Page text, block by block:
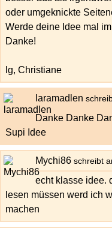
oder umgeknickte
Werde deine Idee mal
Danke!
lg, Christiane
laramadlen
Danke Danke
Supi Idee
Mychi86 schreibt
echt klasse idee.
lesen müssen werd ich
machen